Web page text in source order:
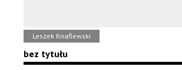
Leszek Knaflewski
bez tytułu